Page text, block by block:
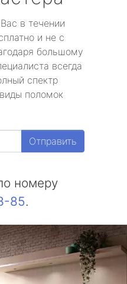
в течении
и не с
большому
всегда
спектр
поломок
Отправить
номеру
85.